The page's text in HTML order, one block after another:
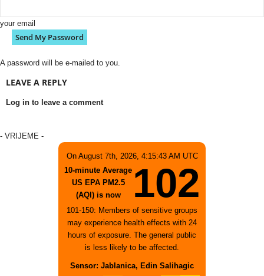
your email
A password will be e-mailed to you.
LEAVE A REPLY
Log in to leave a comment
- VRIJEME -
On August 7th, 2026, 4:15:43 AM UTC
10-minute Average
US EPA PM2.5
(AQI) is now
102
101-150: Members of sensitive groups
may experience health effects with 24
hours of exposure. The general public
is less likely to be affected.
Sensor: Jablanica, Edin Salihagic